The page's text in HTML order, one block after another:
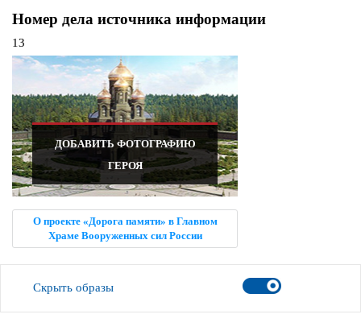
Номер дела источника информации
13
ДОБАВИТЬ ФОТОГРАФИЮ
ГЕРОЯ
О проекте «Дорога памяти» в Главном
Храме Вооруженных сил России
Скрыть образы